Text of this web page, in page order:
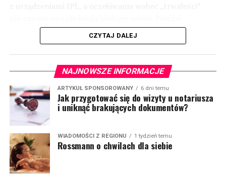
uporządkowano najważniejsze informacje: jak działa
technologia, kiedy ma uzasadnienie i o czym pamiętać
w praktyce.(więcej…)
CZYTAJ DALEJ
NAJNOWSZE INFORMACJE
ARTYKUŁ SPONSOROWANY 6 dni temu
Jak przygotować się do wizyty u notariusza
i uniknąć brakujących dokumentów?
WIADOMOŚCI Z REGIONU 1 tydzień temu
Rossmann o chwilach dla siebie